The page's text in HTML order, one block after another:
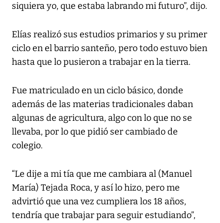
siquiera yo, que estaba labrando mi futuro”, dijo.
Elías realizó sus estudios primarios y su primer
ciclo en el barrio santeño, pero todo estuvo bien
hasta que lo pusieron a trabajar en la tierra.
Fue matriculado en un ciclo básico, donde
además de las materias tradicionales daban
algunas de agricultura, algo con lo que no se
llevaba, por lo que pidió ser cambiado de
colegio.
“Le dije a mi tía que me cambiara al (Manuel
María) Tejada Roca, y así lo hizo, pero me
advirtió que una vez cumpliera los 18 años,
tendría que trabajar para seguir estudiando”,